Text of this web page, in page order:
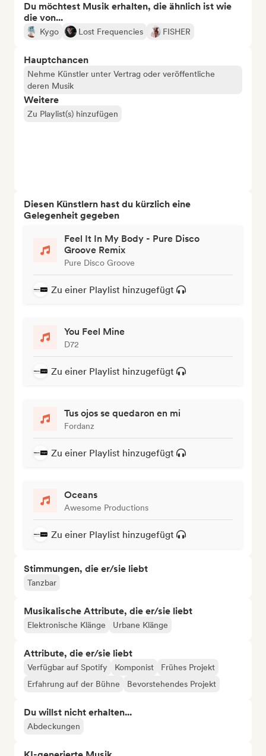
Du möchtest Musik erhalten, die ähnlich ist wie
die von...
Kygo Lost Frequencies FISHER
Hauptchancen
Nehme Künstler unter Vertrag oder veröffentliche
deren Musik
Weitere
Zu Playlist(s) hinzufügen
Diesen Künstlern hast du kürzlich eine
Gelegenheit gegeben
Feel It In My Body - Pure Disco
Groove Remix
Pure Disco Groove
Zu einer Playlist hinzugefügt
You Feel Mine
D72
Zu einer Playlist hinzugefügt
Tus ojos se quedaron en mi
Fordanz
Zu einer Playlist hinzugefügt
Oceans
Awesome Productions
Zu einer Playlist hinzugefügt
Stimmungen, die er/sie liebt
Tanzbar
Musikalische Attribute, die er/sie liebt
Elektronische Klänge Urbane Klänge
Attribute, die er/sie liebt
Verfügbar auf Spotify Komponist
Frühes Projekt
Erfahrung auf der Bühne
Bevorstehendes Projekt
Du willst nicht erhalten...
Abdeckungen